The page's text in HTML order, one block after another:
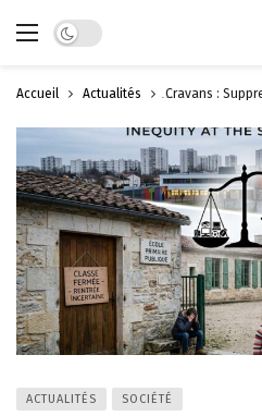
Dark mode
Accueil Actualités Cravans :
ACTUALITÉS SOCIÉTÉ